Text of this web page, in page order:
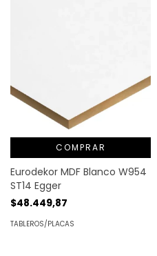
COMPRAR
Eurodekor MDF Blanco W954
ST14 Egger
$48.449,87
TABLEROS/PLACAS